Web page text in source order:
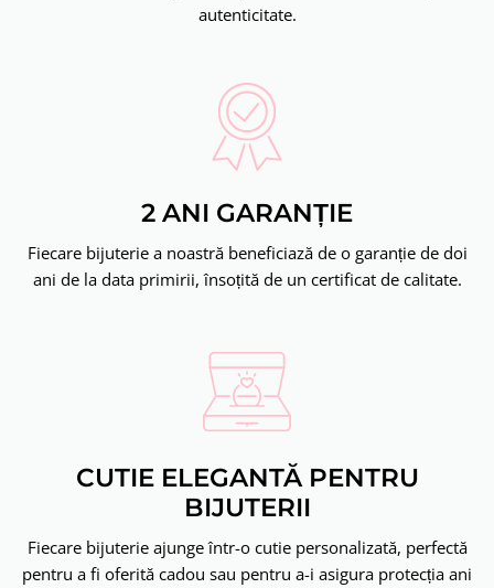
autenticitate.
2 ANI GARANȚIE
Fiecare bijuterie a noastră beneficiază de o garanție de doi
ani de la data primirii, însoțită de un certificat de calitate.
CUTIE ELEGANTĂ PENTRU
BIJUTERII
Fiecare bijuterie ajunge într-o cutie personalizată, perfectă
pentru a fi oferită cadou sau pentru a-i asigura protecția ani